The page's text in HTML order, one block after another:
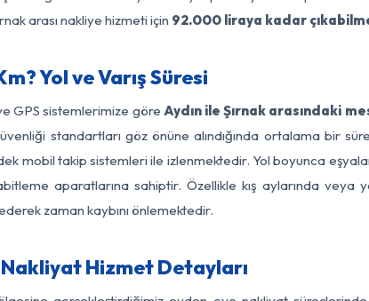
arası nakliye hizmeti için 92.000 liraya kadar
Yol ve Varış Süresi
GPS sistemlerimize göre Aydın ile Şırnak arasındaki
güvenliği standartları göz önüne alındığında ortalama bir
mobil takip sistemleri ile izlenmektedir. Yol boyunca
aparatlarına sahiptir. Özellikle kış aylarında
zaman kaybını önlemektedir.
Nakliyat Hizmet Detayları